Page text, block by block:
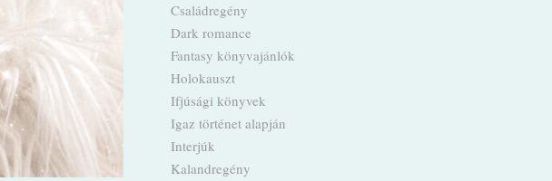
Családregény
Dark romance
Fantasy könyvajánlók
Holokauszt
Ifjúsági könyvek
Igaz történet alapján
Interjúk
Kalandregény